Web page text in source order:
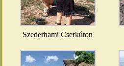
Szederhami Cserkúton